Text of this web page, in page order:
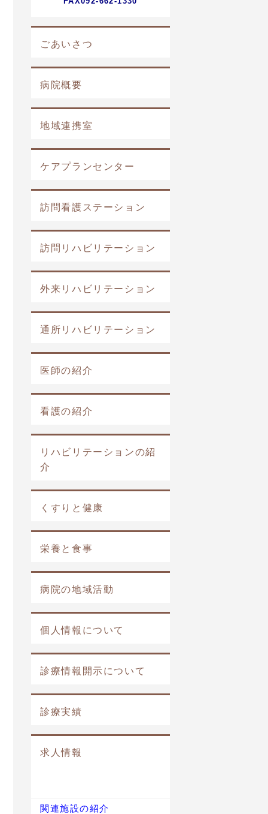
ごあいさつ
病院概要
地域連携室
ケアプランセンター
訪問看護ステーション
訪問リハビリテーション
外来リハビリテーション
通所リハビリテーション
医師の紹介
看護の紹介
リハビリテーションの紹
介
くすりと健康
栄養と食事
病院の地域活動
個人情報について
診療情報開示について
診療実績
求人情報
関連施設の紹介